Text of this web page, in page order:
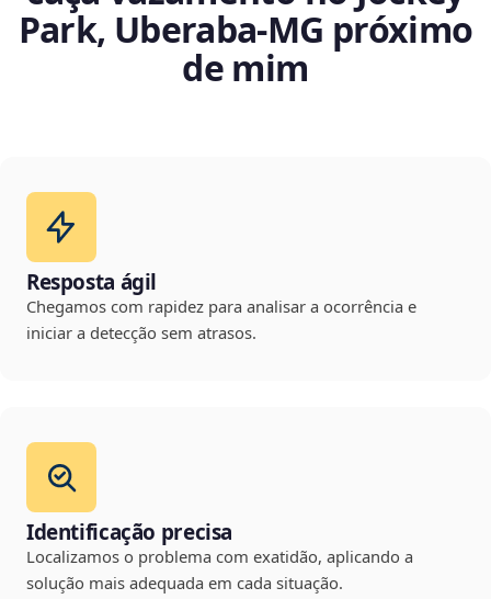
Park, Uberaba‑MG próximo
de mim
Resposta ágil
Chegamos com rapidez para analisar a ocorrência e
iniciar a detecção sem atrasos.
Identificação precisa
Localizamos o problema com exatidão, aplicando a
solução mais adequada em cada situação.